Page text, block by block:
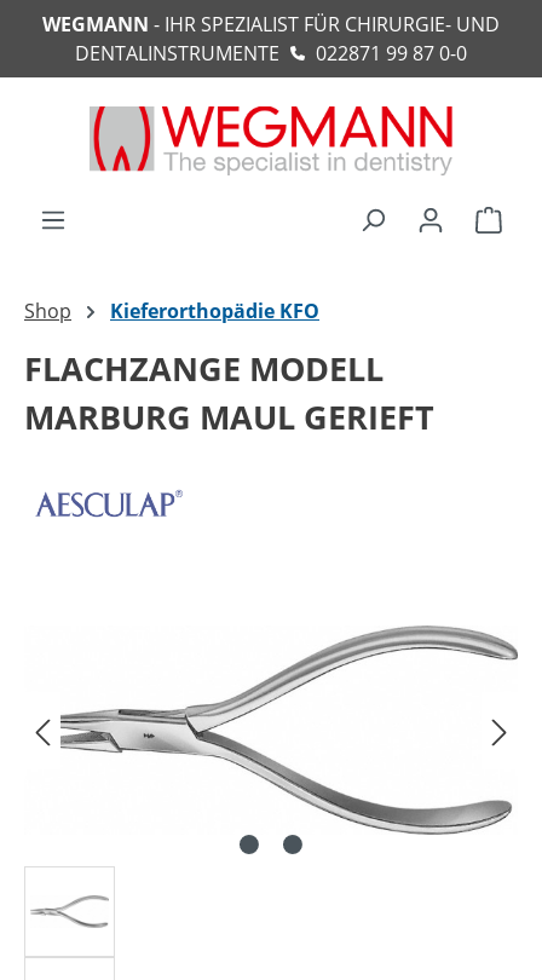
springen
WEGMANN - IHR SPEZIALIST FÜR CHIRURGIE- UND
DENTALINSTRUMENTE
022871 99 87 0-0
Shop Kieferorthopädie KFO
FLACHZANGE MODELL
MARBURG MAUL GERIEFT